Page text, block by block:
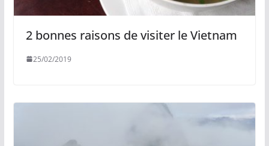
2 bonnes raisons de visiter le Vietnam
25/02/2019